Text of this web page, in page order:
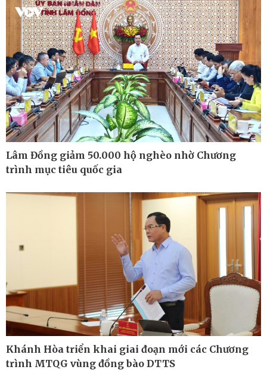
Kinh tế
Bất động sản
Khởi nghiệp
Thị trường
Giá vàng
Tiêu dùng
Tỷ giá
Chứng khoán
Giá cà phê
Pháp luật
Thể thao
Lâm Đồng giảm 50.000 hộ nghèo nhờ Chương
trình mục tiêu quốc gia
Khánh Hòa triển khai giai đoạn mới các Chương
trình MTQG vùng đồng bào DTTS